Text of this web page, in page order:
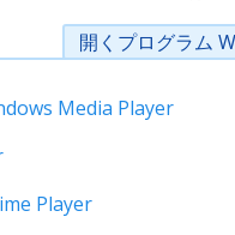
開くプログラム
Media Player
Player